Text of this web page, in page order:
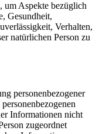
um Aspekte bezüglich
Gesundheit,
Verhalten,
natürlichen Person zu
personenbezogener
Informationen nicht
zugeordnet